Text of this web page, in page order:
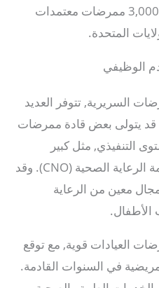
لANCC, هناك انتهت حاليا 3,000 ممرضات معتمدات
المتحدة.
السريرية, تتوفر العديد
يتولى بعض قادة ممرضات
التنفيذي, مثل كبير
موظفي التمريض في منظمة الرعاية الصحية (CNO). وقد
معين من الرعاية
الأطفال.
العيادات قوية, مع توقع
في السنوات القادمة.